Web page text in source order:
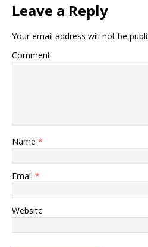
Leave a Reply
Your email address will not be
Comment
Name *
Email *
Website